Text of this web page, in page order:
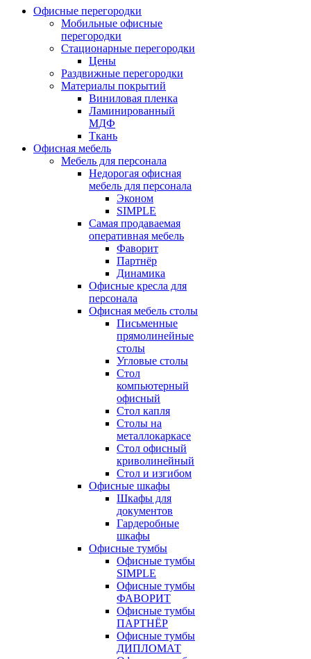
Офисные перегородки
Мобильные офисные
перегородки
Стационарные перегородки
Цены
Раздвижные перегородки
Материалы покрытий
Виниловая пленка
Ламинированный
МДФ
Ткань
Офисная мебель
Мебель для персонала
Недорогая офисная
мебель для персонала
Эконом
SIMPLE
Самая продаваемая
оперативная мебель
Фаворит
Партнёр
Динамика
Офисные кресла для
персонала
Офисная мебель столы
Письменные
прямолинейные
столы
Угловые столы
Стол
компьютерный
офисный
Стол капля
Столы на
металлокаркасе
Стол офисный
криволинейный
Стол и изгибом
Офисные шкафы
Шкафы для
документов
Гардеробные
шкафы
Офисные тумбы
Офисные тумбы
SIMPLE
Офисные тумбы
ФАВОРИТ
Офисные тумбы
ПАРТНЁР
Офисные тумбы
ДИПЛОМАТ